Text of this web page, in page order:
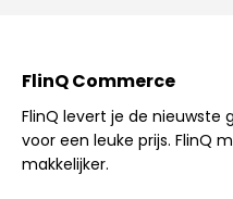
FlinQ Commerce
FlinQ levert je de nieuwste
voor een leuke prijs. FlinQ
makkelijker.